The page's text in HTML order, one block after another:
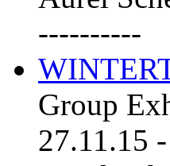
----------
Group
27.11.15 -